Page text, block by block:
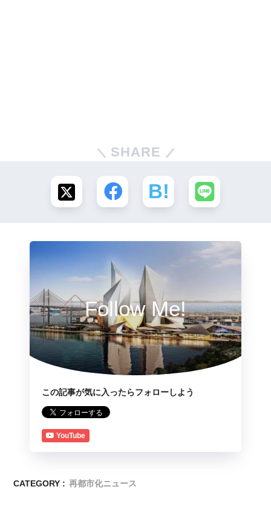
SHARE
Follow Me!
この記事が気に入ったらフォローしよう
YouTube
CATEGORY : 再都市化ニュース